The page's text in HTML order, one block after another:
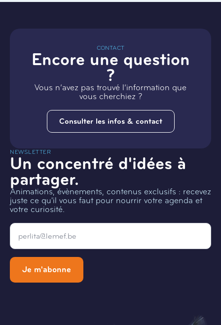
CONTACT
Encore une question
?
Vous n’avez pas trouvé l’information que
vous cherchiez ?
Consulter les infos & contact
NEWSLETTER
Un concentré d'idées à
partager.
Animations, évènements, contenus exclusifs : recevez
juste ce qu'il vous faut pour nourrir votre agenda et
votre curiosité.
Email
Je m'abonne